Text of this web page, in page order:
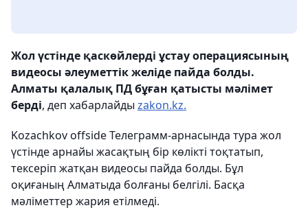
Жол үстінде қаскөйлерді ұстау операциясының
видеосы әлеуметтік желіде пайда болды.
Алматы қалалық ПД бұған қатысты мәлімет
берді, деп хабарлайды zakon.kz.
Kozachkov offside Телеграмм-арнасында тура жол
үстінде арнайы жасақтың бір көлікті тоқтатып,
тексеріп жатқан видеосы пайда болды. Бұл
оқиғаның Алматыда болғаны белгілі. Басқа
мәліметтер жария етілмеді.